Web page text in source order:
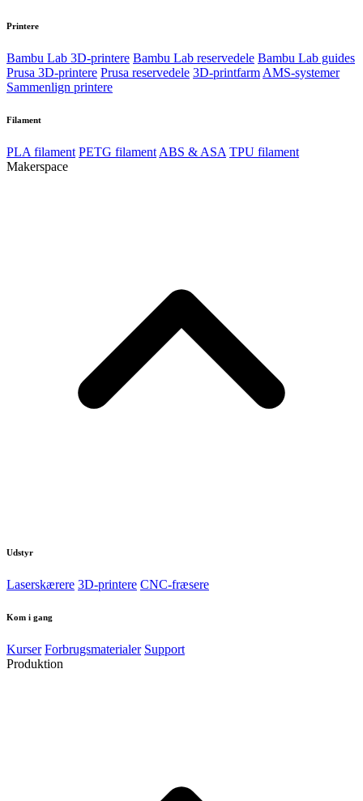
Printere
Bambu Lab 3D-printere Bambu Lab reservedele Bambu Lab guides
Prusa 3D-printere Prusa reservedele 3D-printfarm AMS-systemer
Sammenlign printere
Filament
PLA filament PETG filament ABS & ASA TPU filament
Makerspace
Udstyr
Laserskærere 3D-printere CNC-fræsere
Kom i gang
Kurser Forbrugsmaterialer Support
Produktion